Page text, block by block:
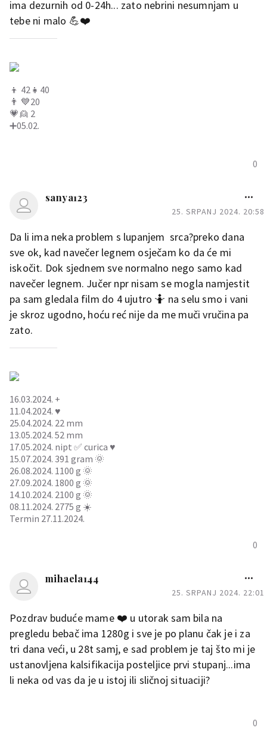
ima dezurnih od 0-24h... zato nebrini nesumnjam u
tebe ni malo 💪❤️
0
👦 42👧40
👨 💙20
💗👱 2
➕️05.02.
sanya123
25. SRPANJ 2024. 20:58
Da li ima neka problem s lupanjem srca?preko dana
sve ok, kad navečer legnem osječam ko da će mi
iskočit. Dok sjednem sve normalno nego samo kad
navečer legnem. Jučer npr nisam se mogla namjestit
pa sam gledala film do 4 ujutro 🤷 na selu smo i vani
je skroz ugodno, hoću reć nije da me muči vručina pa
zato.
0
16.03.2024. +
11.04.2024. ♥️
25.04.2024. 22 mm
13.05.2024. 52 mm
17.05.2024. nipt ✅ curica ♥️
15.07.2024. 391 gram 🌞
26.08.2024. 1100 g 🌞
27.09.2024. 1800 g 🌞
14.10.2024. 2100 g 🌞
08.11.2024. 2775 g ☀️
Termin 27.11.2024.
mihaela144
25. SRPANJ 2024. 22:01
Pozdrav buduće mame ❤️ u utorak sam bila na
pregledu bebač ima 1280g i sve je po planu čak je i za
tri dana veći, u 28t samj, e sad problem je taj što mi je
ustanovljena kalsifikacija posteljice prvi stupanj...ima
li neka od vas da je u istoj ili sličnoj situaciji?
0